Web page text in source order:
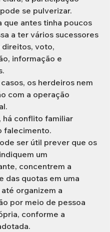
se pulverizar.
que antes tinha poucos
a ter vários sucessores
voto,
informação e
casos, os herdeiros nem
com a operação
há conflito familiar
falecimento.
ser útil prever que os
um
concentrem a
das quotas em uma
organizem a
por meio de pessoa
conforme a